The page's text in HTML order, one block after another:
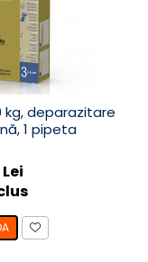
deparazitare
1 pipeta